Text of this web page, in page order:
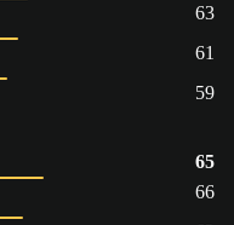
63
61
59
65
66